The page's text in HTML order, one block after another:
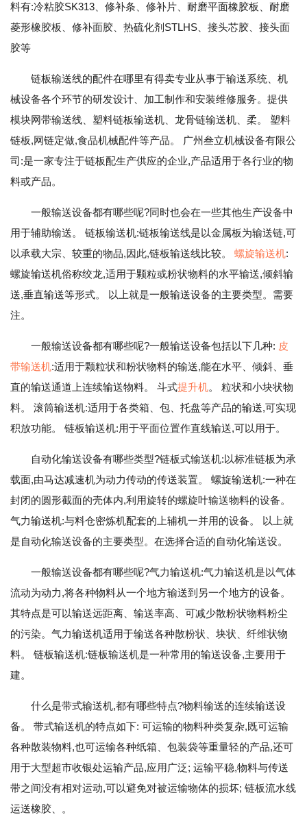
料有:冷粘胶SK313、修补条、修补片、耐磨平面橡胶板、耐磨
菱形橡胶板、修补面胶、热硫化剂STLHS、接头芯胶、接头面
胶等
链板输送线的配件在哪里有得卖专业从事于输送系统、机
械设备各个环节的研发设计、加工制作和安装维修服务。提供
模块网带输送线、塑料链板输送机、龙骨链输送机、柔。 塑料
链板,网链定做,食品机械配件等产品。 广州叁立机械设备有限公
司:是一家专注于链板配生产供应的企业,产品适用于各行业的物
料或产品。
一般输送设备都有哪些呢?同时也会在一些其他生产设备中
用于辅助输送。 链板输送机:链板输送线是以金属板为输送链,可
以承载大宗、较重的物品,因此,链板输送线比较。 螺旋输送机:
螺旋输送机俗称绞龙,适用于颗粒或粉状物料的水平输送,倾斜输
送,垂直输送等形式。 以上就是一般输送设备的主要类型。需要
注。
一般输送设备都有哪些呢?一般输送设备包括以下几种: 皮
带输送机:适用于颗粒状和粉状物料的输送,能在水平、倾斜、垂
直的输送通道上连续输送物料。 斗式提升机。 粒状和小块状物
料。 滚筒输送机:适用于各类箱、包、托盘等产品的输送,可实现
积放功能。 链板输送机:用于平面位置作直线输送,可以用于。
自动化输送设备有哪些类型?链板式输送机:以标准链板为承
载面,由马达减速机为动力传动的传送装置。 螺旋输送机:一种在
封闭的圆形截面的壳体内,利用旋转的螺旋叶输送物料的设备。
气力输送机:与料仓密炼机配套的上辅机一并用的设备。 以上就
是自动化输送设备的主要类型。在选择合适的自动化输送设。
一般输送设备都有哪些呢?气力输送机:气力输送机是以气体
流动为动力,将各种物料从一个地方输送到另一个地方的设备。
其特点是可以输送远距离、输送率高、可减少散粉状物料粉尘
的污染。气力输送机适用于输送各种散粉状、块状、纤维状物
料。 链板输送机:链板输送机是一种常用的输送设备,主要用于
建。
什么是带式输送机,都有哪些特点?物料输送的连续输送设
备。 带式输送机的特点如下: 可运输的物料种类复杂,既可运输
各种散装物料,也可运输各种纸箱、包装袋等重量轻的产品,还可
用于大型超市收银处运输产品,应用广泛; 运输平稳,物料与传送
带之间没有相对运动,可以避免对被运输物体的损坏; 链板流水线
运送橡胶、。